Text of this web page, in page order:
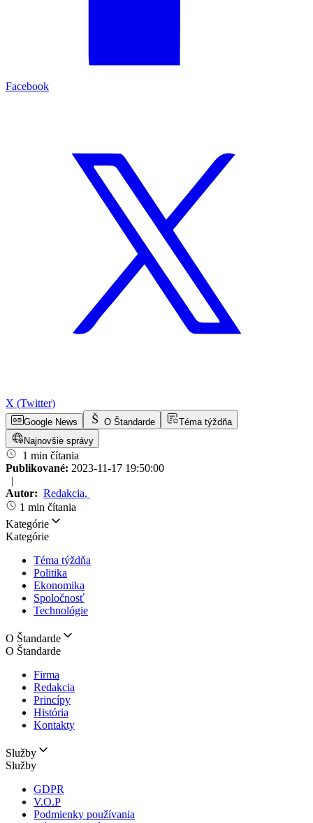
Facebook
X (Twitter)
Google News O Štandarde
Téma týždňa
Najnovšie správy
1 min čítania
Publikované: 2023-11-17 19:50:00
|
Autor: Redakcia,
1 min čítania
Kategórie
Kategórie
Téma týždňa
Politika
Ekonomika
Spoločnosť
Technológie
O Štandarde
O Štandarde
Firma
Redakcia
Princípy
História
Kontakty
Služby
Služby
GDPR
V.O.P
Podmienky používania